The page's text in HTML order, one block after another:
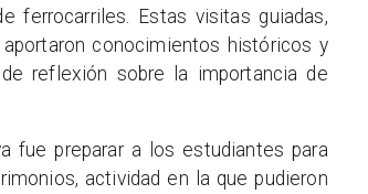
ferrocarriles. Estas visitas guiadas,
conocimientos históricos y
reflexión sobre la importancia de
fue preparar a los estudiantes para
actividad en la que pudieron